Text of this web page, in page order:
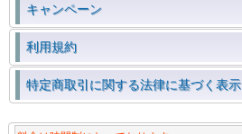
キャンペーン
利用規約
特定商取引に関する法律に基づく表示